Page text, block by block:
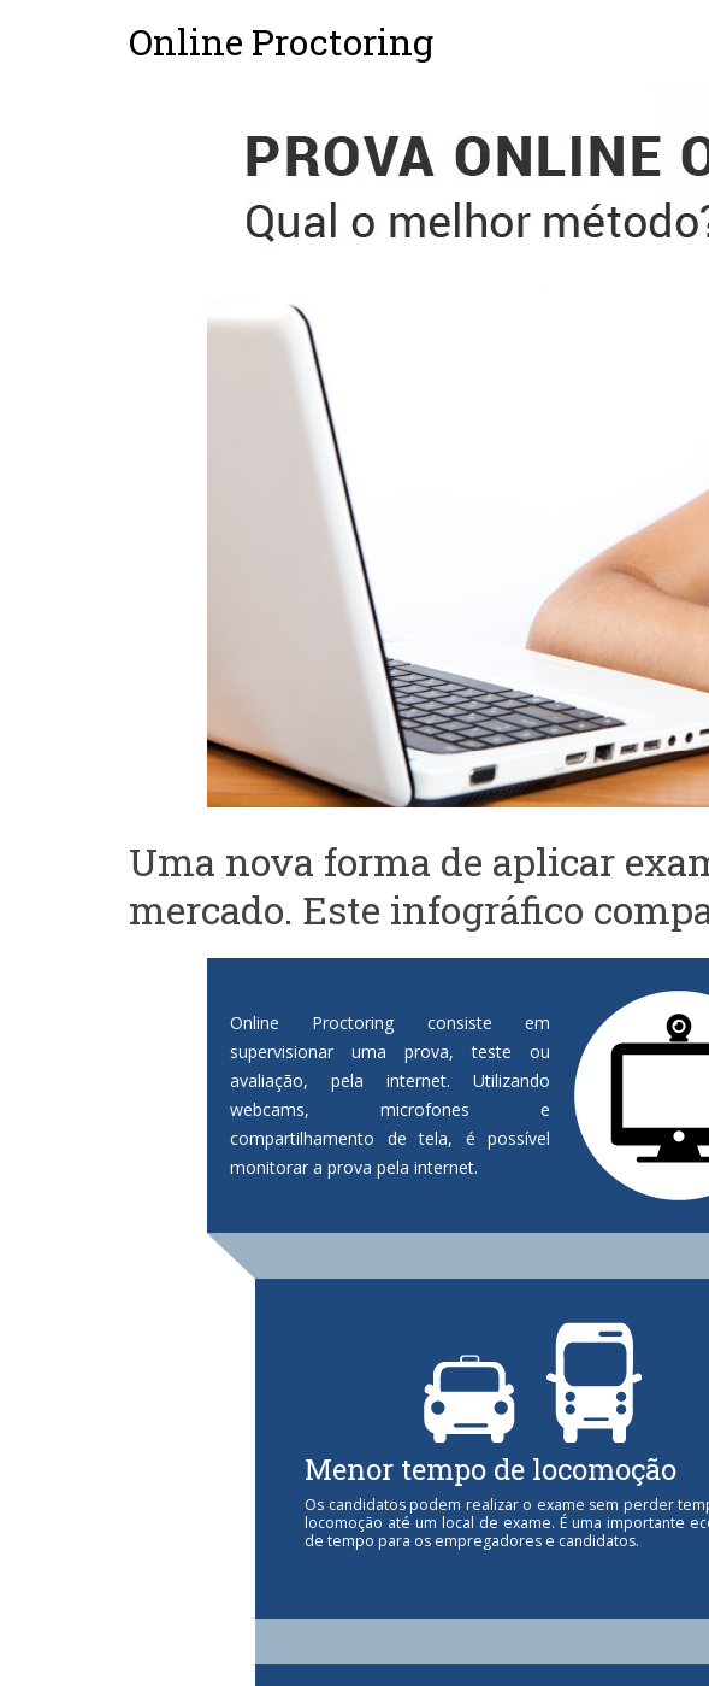
Online Proctoring
Uma nova forma de aplicar
mercado. Este infográfico
Online Proctoring consiste em
supervisionar uma prova, teste ou
avaliação, pela internet. Utilizando
webcams, microfones e
compartilhamento de tela, é possível
monitorar a prova pela internet.
Menor tempo de locomoção
Os candidatos podem realizar o exame sem perder
locomoção até um local de exame. É uma importante
de tempo para os empregadores e candidatos.